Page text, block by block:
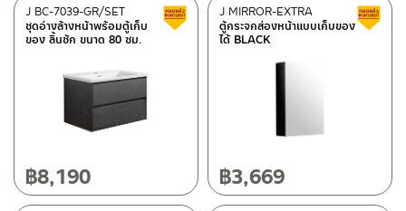
ชุดอ่างล้างหน้าพร้อมตู้เก็บ
ของ ลิ้นชัก ขนาด 80 ซม.
J BC-7039-GR/SET Clearance sale
฿8,190
ตู้กระจกส่องหน้าแบบเก็บของ
ได้ BLACK
J MIRROR-EXTRA
฿3,669